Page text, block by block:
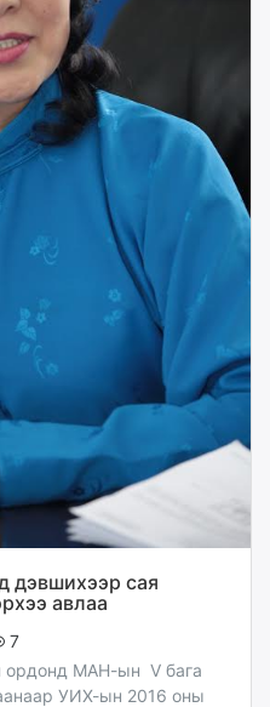
дэвшихээр сая
авлаа
7
ордонд МАН-ын V бага
УИХ-ын 2016 оны